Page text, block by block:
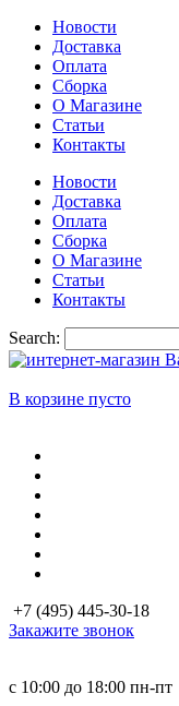
Новости
Доставка
Оплата
Сборка
О Магазине
Статьи
Контакты
Новости
Доставка
Оплата
Сборка
О Магазине
Статьи
Контакты
Search:
В корзине пусто
+7 (495) 445-30-18
Закажите звонок
с 10:00 до 18:00 пн-пт